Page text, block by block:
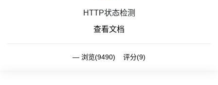
HTTP状态检测
查看文档
浏览(9490) 评分(9)